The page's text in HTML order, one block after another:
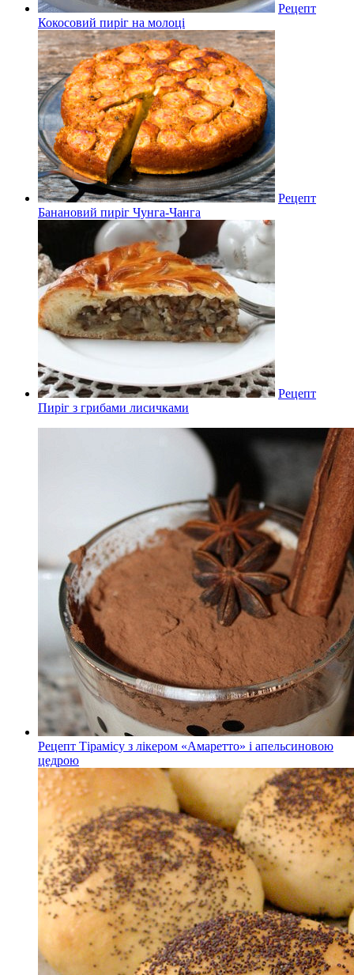
Рецепт
Кокосовий пиріг на молоці
Рецепт
Банановий пиріг Чунга-Чанга
Рецепт
Пиріг з грибами лисичками
Рецепт Тірамісу з лікером «Амаретто» і апельсиновою
цедрою